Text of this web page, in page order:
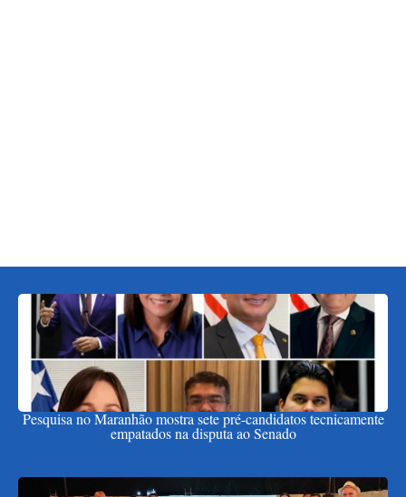
Pesquisa no Maranhão mostra sete pré-candidatos tecnicamente
empatados na disputa ao Senado